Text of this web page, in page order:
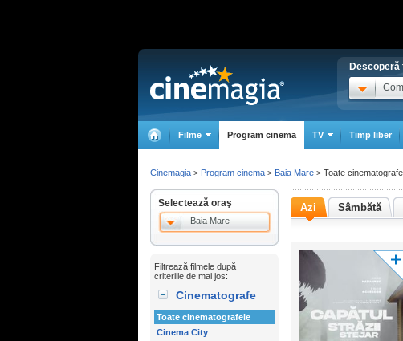
Descoperă
Filme Program cinema TV Timp liber
Azi Sâmbătă
Selectează oraş
Baia Mare
Filtrează filmele după
criteriile de mai jos:
Cinematografe
Toate cinematografele
Cinema City
Cinemagia > Program cinema > Baia Mare > Toate